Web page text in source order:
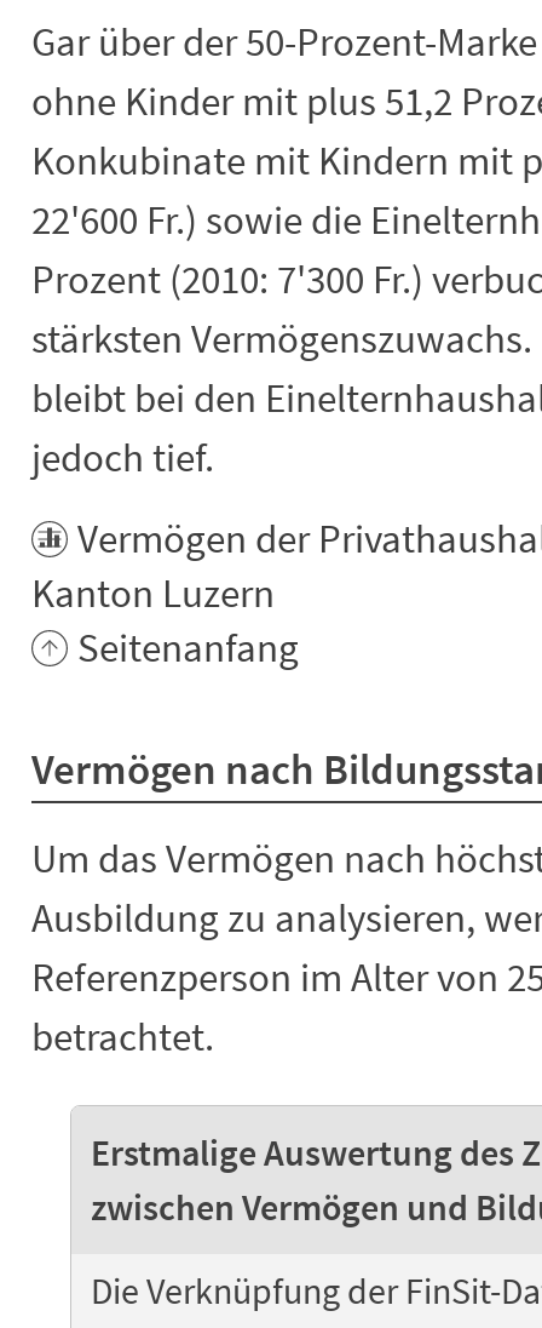
Gar über der 50-Prozent-
ohne Kinder mit plus 51,2
Konkubinate mit Kindern mit
22'600 Fr.) sowie die
Prozent (2010: 7'300 Fr.)
stärksten
bleibt bei den
jedoch tief.
Vermögen der
Kanton Luzern
Seitenanfang
Vermögen nach
Um das Vermögen nach
Ausbildung zu analysieren,
Referenzperson im Alter von
betrachtet.
Erstmalige Auswertung des
zwischen Vermögen und
Die Verknüpfung der FinSit-